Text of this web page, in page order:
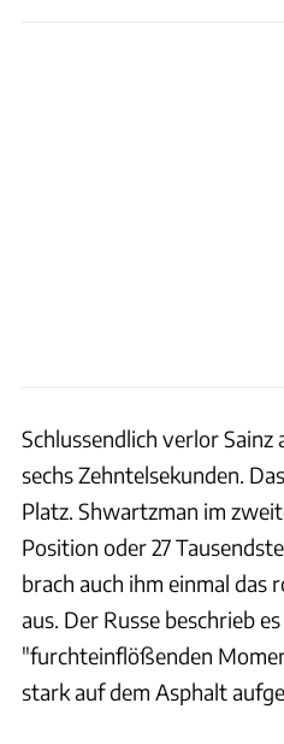
Schlussendlich verlor Sainz
sechs Zehntelsekunden.
Platz. Shwartzman im
Position oder 27
brach auch ihm einmal das
aus. Der Russe beschrieb
"furchteinflößenden
stark auf dem Asphalt